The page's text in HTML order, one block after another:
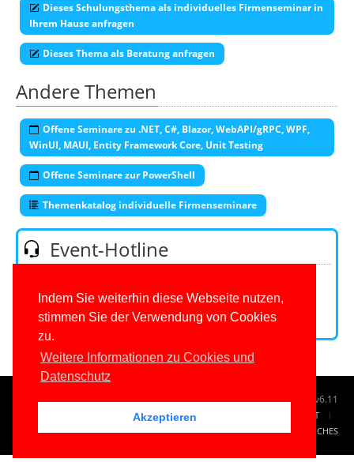
Indem Sie weiterhin diese Webseite nutzen,
stimmen Sie der Verwendung von Cookies
zu.
Weitere Informationen zu Cookies und
Datenschutz
Akzeptieren
Dieses Schulungsthema als individuelles Firmenseminar in
Ihrem Hause anfragen
Dieses Thema als Beratung anfragen
Andere Themen
Offene Seminare zu .NET, C#, Blazor, WebAPI/gRPC, WPF,
WinUI, MAUI, Entity Framework Core, Unit Testing
Offene Seminare zur PowerShell
Themenkatalog individuelle Firmenseminare
Event-Hotline
E-Mail:
Kontaktformular
© 1996-2026www.IT-Visions.de-Dr. Holger Schwichtenberg v6.11
TAG CLOUD
KONTAKT
IMPRESSUM
RECHTLICHES